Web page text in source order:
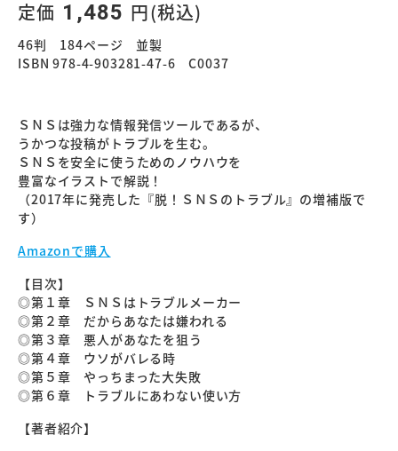
定価 1,485 円(税込)
46判 184ページ 並製
ISBN 978-4-903281-47-6 C0037
ＳＮＳは強力な情報発信ツールであるが、
うかつな投稿がトラブルを生む。
ＳＮＳを安全に使うためのノウハウを
豊富なイラストで解説！
（2017年に発売した『脱！ＳＮＳのトラブル』の増補版で
す）
Amazonで購入
【目次】
◎第１章 ＳＮＳはトラブルメーカー
◎第２章 だからあなたは嫌われる
◎第３章 悪人があなたを狙う
◎第４章 ウソがバレる時
◎第５章 やっちまった大失敗
◎第６章 トラブルにあわない使い方
【著者紹介】